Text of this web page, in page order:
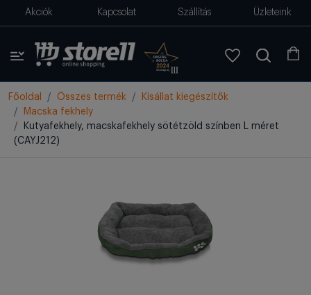
Akciók Kapcsolat Szállítás Üzleteink
Főoldal Összes termék
Kisállat kiegészítők
Macska fekhely
Kutyafekhely, macskafekhely sötétzöld színben L méret
(CAYJ212)